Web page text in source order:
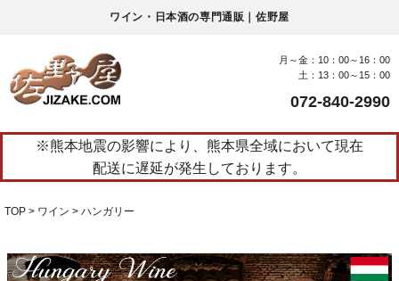
ワイン・日本酒の専門通販｜佐野屋
月～金：10：00～16：00
土：13：00～15：00
072-840-2990
※熊本地震の影響により、熊本県全域において現在
配送に遅延が発生しております。
TOP ワイン ハンガリー